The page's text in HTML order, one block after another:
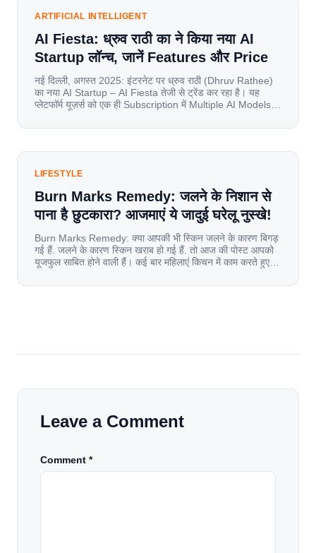
ARTIFICIAL INTELLIGENT
AI Fiesta: ध्रुव राठी का ने किया नया AI
Startup लॉन्च, जानें Features और Price
नई दिल्ली, अगस्त 2025: इंटरनेट पर ध्रुव राठी (Dhruv Rathee)
का नया AI Startup – AI Fiesta तेजी से ट्रेंड कर रहा है। यह
प्लेटफॉर्म यूज़र्स को एक ही Subscription में Multiple AI Models
यूज़र्स का जबरदस्त रिस्पॉन्स लॉन्च के तुरंत […]
LIFESTYLE
Burn Marks Remedy: जलने के निशान से
पाना है छुटकारा? आजमाएं ये जादुई घरेलू नुस्खे!
Burn Marks Remedy: क्या आपकी भी स्किन जलने के कारण बिगड़
गई हैं. जलने के कारण स्किन खराब हो गई हैं. तो आज की पोस्ट आपको
यूजफुल साबित होने वाली हैं। कई बार महिलाएं किचन में काम करते हुए
[…]
Leave a Comment
Comment *